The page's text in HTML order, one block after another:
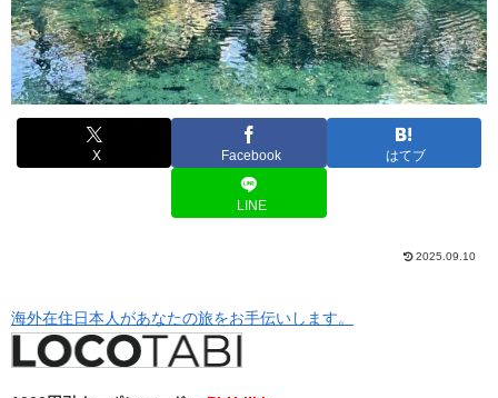
X Facebook はてブ
LINE
2025.09.10
海外在住日本人があなたの旅をお手伝いします。